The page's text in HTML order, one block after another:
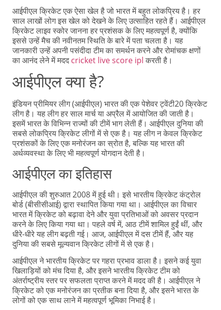
आईपीएल क्रिकेट एक ऐसा खेल है जो भारत में बहुत लोकप्रिय है। हर
साल लाखों लोग इस खेल को देखने के लिए उत्साहित रहते हैं। आईपीएल
क्रिकेट लाइव स्कोर जानना हर प्रशंसक के लिए महत्वपूर्ण है, क्योंकि
इससे उन्हें मैच की नवीनतम स्थिति के बारे में पता चलता है। यह
जानकारी उन्हें अपनी पसंदीदा टीम का समर्थन करने और रोमांचक क्षणों
का आनंद लेने में मदद cricket live score ipl करती है।
आईपीएल क्या है?
इंडियन प्रीमियर लीग (आईपीएल) भारत की एक पेशेवर ट्वेंटी20 क्रिकेट
लीग है। यह लीग हर साल मार्च या अप्रैल में आयोजित की जाती है।
इसमें भारत के विभिन्न राज्यों की टीमें भाग लेती हैं। आईपीएल दुनिया की
सबसे लोकप्रिय क्रिकेट लीगों में से एक है। यह लीग न केवल क्रिकेट
प्रशंसकों के लिए एक मनोरंजन का स्रोत है, बल्कि यह भारत की
अर्थव्यवस्था के लिए भी महत्वपूर्ण योगदान देती है।
आईपीएल का इतिहास
आईपीएल की शुरुआत 2008 में हुई थी। इसे भारतीय क्रिकेट कंट्रोल
बोर्ड (बीसीसीआई) द्वारा स्थापित किया गया था। आईपीएल का विचार
भारत में क्रिकेट को बढ़ावा देने और युवा प्रतिभाओं को अवसर प्रदान
करने के लिए किया गया था। पहले वर्ष में, आठ टीमें शामिल हुईं थीं, और
धीरे-धीरे यह लीग बढ़ती गई। आज, आईपीएल में दस टीमें हैं, और यह
दुनिया की सबसे मूल्यवान क्रिकेट लीगों में से एक है।
आईपीएल ने भारतीय क्रिकेट पर गहरा प्रभाव डाला है। इसने कई युवा
खिलाड़ियों को मंच दिया है, और इसने भारतीय क्रिकेट टीम को
अंतर्राष्ट्रीय स्तर पर सफलता प्राप्त करने में मदद की है। आईपीएल ने
क्रिकेट को एक मनोरंजन का प्रतीक बना दिया है, और इसने भारत के
लोगों को एक साथ लाने में महत्वपूर्ण भूमिका निभाई है।